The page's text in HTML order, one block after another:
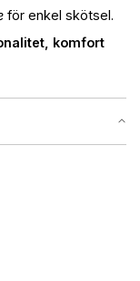
för enkel skötsel.
komfort